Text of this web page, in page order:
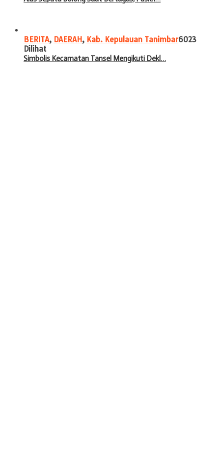
BERITA, DAERAH, Kab. Kepulauan Tanimbar6023
Dilihat
Simbolis Kecamatan Tansel Mengikuti Dekl…